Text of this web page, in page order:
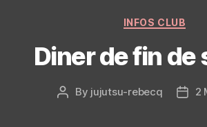
Categories
INFOS CLUB
Diner de fin de
Post
By jujutsu-rebecq
Post
2